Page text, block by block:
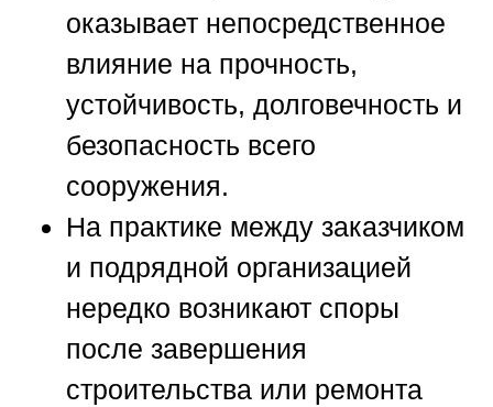
оказывает непосредственное
влияние на прочность,
устойчивость, долговечность и
безопасность всего
сооружения.
На практике между заказчиком
и подрядной организацией
нередко возникают споры
после завершения
строительства или ремонта